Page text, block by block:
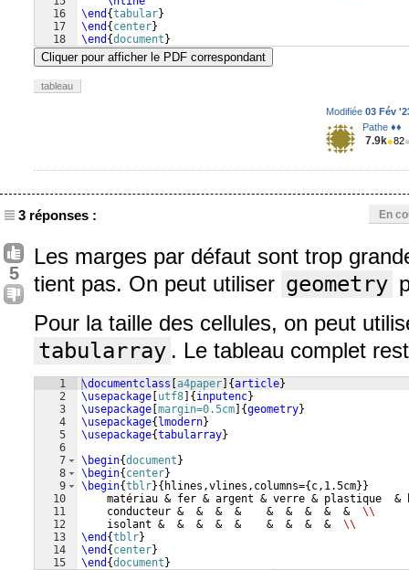
16
17
18
\end {tabular}
\end { center}
\end {document }
Cliquer pour afficher le PDF correspondant
tableau
Modifiée 03 Fév
Pathe ♦♦
7.9k●82
3 réponses : En
5
Les marges par défaut sont trop
tient pas. On peut utiliser geometry
Pour la taille des cellules, on peut
tabularray . Le tableau complet
1
2
3
4
5
6
7
8
9
10
11
12
13
14
15
\documentclass a4paper {article}
\usepackage utf8 { inputenc}
\usepackage margin=0.5cm {geometry}
\usepackage{ lmodern}
\usepackage{tabularray}
\begin{document }
\begin{ center}
\begin{tblr}{ hlines,vlines,columns={ c,1.5cm}}
matériau & fer & argent & verre & plastique
    conducteur &  &  &  &    &  &  &  &  &
\\
    isolant &  &  &  &  &    &  &  &  &
\\
\end {tblr}
\end { center}
\end {document }